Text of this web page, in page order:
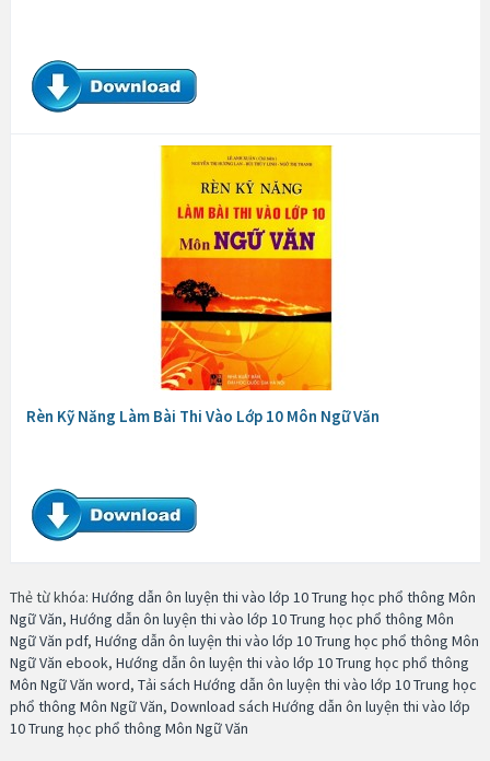
Rèn Kỹ Năng Làm Bài Thi Vào Lớp 10 Môn Ngữ Văn
Thẻ từ khóa: Hướng dẫn ôn luyện thi vào lớp 10 Trung học phổ thông Môn
Ngữ Văn, Hướng dẫn ôn luyện thi vào lớp 10 Trung học phổ thông Môn
Ngữ Văn pdf, Hướng dẫn ôn luyện thi vào lớp 10 Trung học phổ thông Môn
Ngữ Văn ebook, Hướng dẫn ôn luyện thi vào lớp 10 Trung học phổ thông
Môn Ngữ Văn word, Tải sách Hướng dẫn ôn luyện thi vào lớp 10 Trung học
phổ thông Môn Ngữ Văn, Download sách Hướng dẫn ôn luyện thi vào lớp
10 Trung học phổ thông Môn Ngữ Văn